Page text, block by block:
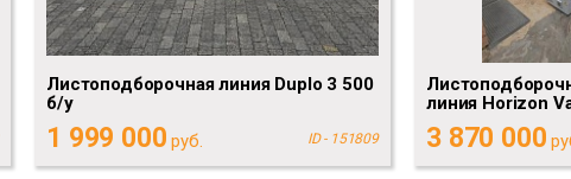
Листоподборочная линия Duplo 3 500
б/у
1 999 000 руб. ID - 151809
линия Horizon
3 870 000